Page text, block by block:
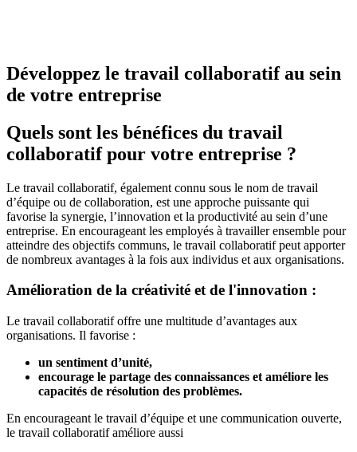
Développez le travail collaboratif au sein
de votre entreprise
Quels sont les bénéfices du travail
collaboratif pour votre entreprise ?
Le travail collaboratif, également connu sous le nom de travail
d’équipe ou de collaboration, est une approche puissante qui
favorise la synergie, l’innovation et la productivité au sein d’une
entreprise. En encourageant les employés à travailler ensemble pour
atteindre des objectifs communs, le travail collaboratif peut apporter
de nombreux avantages à la fois aux individus et aux organisations.
Amélioration de la créativité et de l'innovation :
Le travail collaboratif offre une multitude d’avantages aux
organisations. Il favorise :
un sentiment d’unité,
encourage le partage des connaissances et améliore les
capacités de résolution des problèmes.
En encourageant le travail d’équipe et une communication ouverte,
le travail collaboratif améliore aussi